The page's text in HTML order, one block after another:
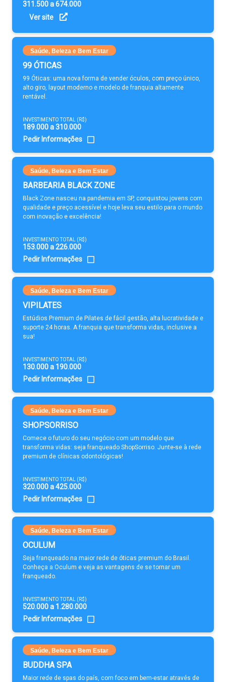
311.500 a 674.000
Ver site
Saúde, Beleza e Bem Estar
99 ÓTICAS
99 Óticas: uma nova forma de vender óculos, com preço único,
alto giro, layout moderno e modelo de franquia altamente
rentável.
INVESTIMENTO TOTAL (R$)
189.000 a 310.000
Pedir Informações
Saúde, Beleza e Bem Estar
BARBEARIA BLACK ZONE
Black Zone nasceu na pandemia em SP, conquistou jovens com
qualidade e preço acessível e hoje leva seu estilo para o mundo
com inovação e excelência!
INVESTIMENTO TOTAL (R$)
153.000 a 226.000
Pedir Informações
Saúde, Beleza e Bem Estar
VIPILATES
Estúdios Premium de Pilates de fácil gestão, alta lucratividade e
suporte 24 horas. A franquia que transforma vidas, inclusive a
sua!
INVESTIMENTO TOTAL (R$)
130.000 a 190.000
Pedir Informações
Saúde, Beleza e Bem Estar
SHOPSORRISO
Comece o futuro do seu negócio com um modelo que
transforma vidas: seja franqueado ShopSorriso. Junte-se à rede
premium de clínicas odontológicas!
INVESTIMENTO TOTAL (R$)
320.000 a 425.000
Pedir Informações
Saúde, Beleza e Bem Estar
OCULUM
Seja franqueado na maior rede de óticas premium do Brasil.
Conheça a Oculum e veja as vantagens de se tornar um
franqueado.
INVESTIMENTO TOTAL (R$)
520.000 a 1.280.000
Pedir Informações
Saúde, Beleza e Bem Estar
BUDDHA SPA
Maior rede de spas do país, com foco em bem-estar através de